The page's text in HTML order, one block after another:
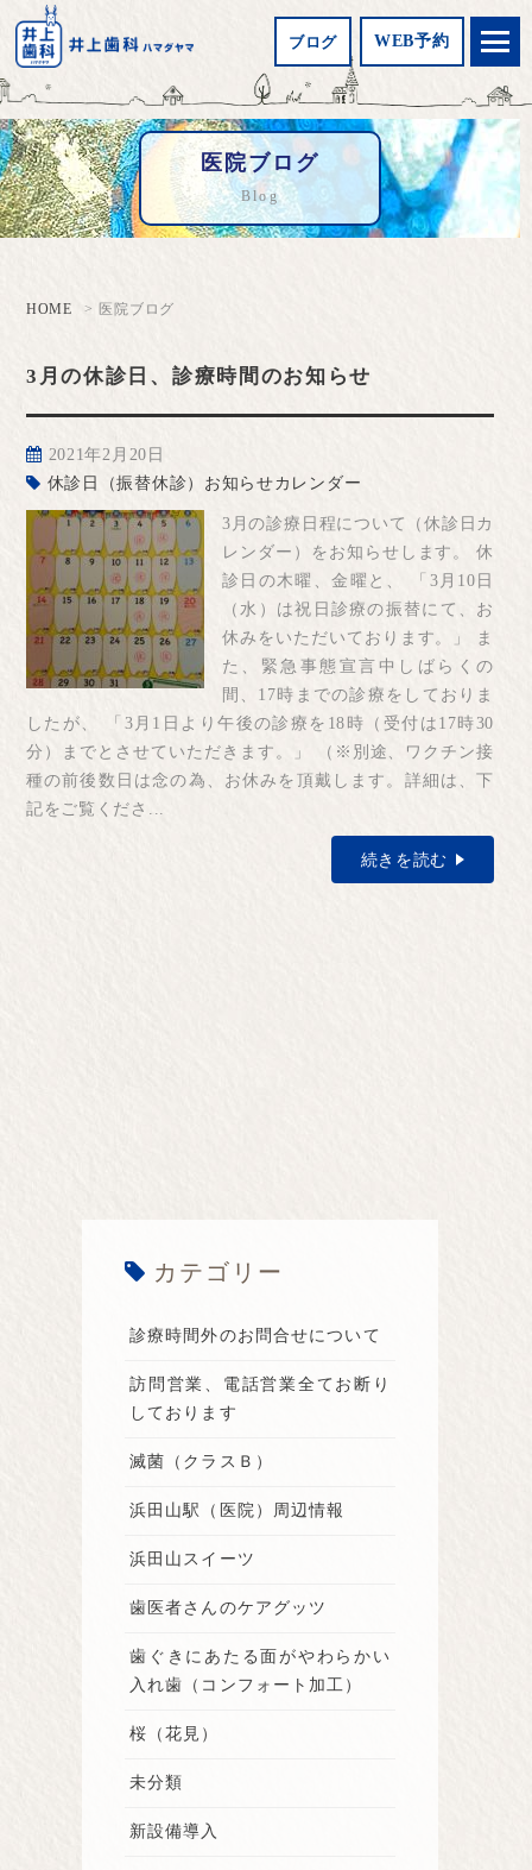
WEB予約
ブログ
医院ブログ
Blog
HOME 医院ブログ
3月の休診日、診療時間のお知らせ
2021年2月20日
休診日（振替休診）お知らせカレンダー
3月の診療日程について（休診日カ
レンダー）をお知らせします。 休
診日の木曜、金曜と、 「3月10日
（水）は祝日診療の振替にて、お
休みをいただいております。」 ま
た、緊急事態宣言中しばらくの
間、17時までの診療をしておりま
したが、 「3月1日より午後の診療を18時（受付は17時30
分）までとさせていただきます。」 （※別途、ワクチン接
種の前後数日は念の為、お休みを頂戴します。詳細は、下
記をご覧くださ...
続きを読む
カテゴリー
診療時間外のお問合せについて
訪問営業、電話営業全てお断り
しております
滅菌（クラスＢ）
浜田山駅（医院）周辺情報
浜田山スイーツ
歯医者さんのケアグッツ
歯ぐきにあたる面がやわらかい
入れ歯（コンフォート加工）
桜（花見）
未分類
新設備導入